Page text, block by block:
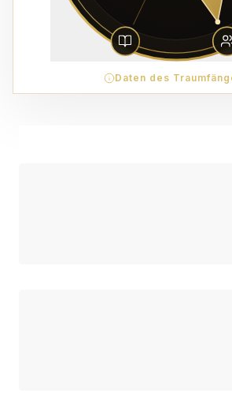
Daten des